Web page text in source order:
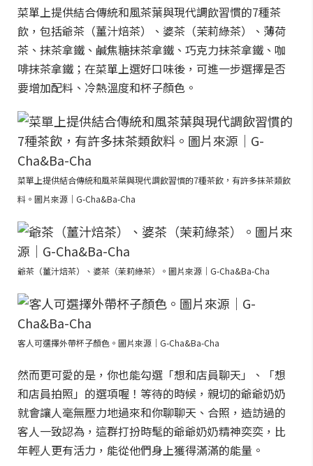
菜單上提供結合傳統和風茶葉與現代調飲習慣的7種茶
飲，包括爺茶（薑汁焙茶）、婆茶（茉莉綠茶）、薄荷
茶、抹茶拿鐵、鹹焦糖抹茶拿鐵、巧克力抹茶拿鐵、咖
啡抹茶拿鐵；在菜單上選好口味後，可進一步選擇是否
要增加配料、冷熱溫度和杯子顏色。
菜單上提供結合傳統和風茶葉與現代調飲習慣的7種茶飲，有許多抹茶類飲
料。圖片來源｜G-Cha&Ba-Cha
爺茶（薑汁焙茶）、婆茶（茉莉綠茶）。圖片來源｜G-Cha&Ba-Cha
客人可選擇外帶杯子顏色。圖片來源｜G-Cha&Ba-Cha
然而更可愛的是，你也能勾選「想和店員聊天」、「想
和店員拍照」的選項喔！等待的時候，親切的爺爺奶奶
就會讓人毫無壓力地過來和你聊聊天、合照，造訪過的
客人一致認為，這群打扮時髦的爺爺奶奶精神奕奕，比
年輕人更有活力，能從他們身上獲得滿滿的能量。